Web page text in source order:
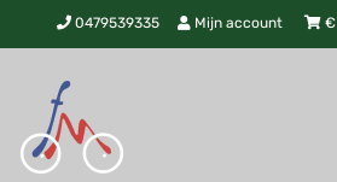
0479539335 Mijn account €